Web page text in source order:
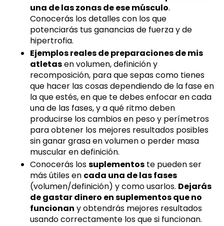
una de las zonas de ese músculo.
Conocerás los detalles con los que
potenciarás tus ganancias de fuerza y de
hipertrofia.
Ejemplos reales de preparaciones de mis
atletasen volumen, definición y
recomposición, para que sepas como tienes
que hacer las cosas dependiendo de la fase en
la que estés, en que te debes enfocar en cada
una de las fases, y a qué ritmo deben
producirse los cambios en peso y perímetros
para obtener los mejores resultados posibles
sin ganar grasa en volumen o perder masa
muscular en definición.
Conocerás lossuplementos te pueden ser
más útiles en cada una de las fases
(volumen/definición) y como usarlos. Dejarás
de gastar dinero en suplementos que no
funcionan y obtendrás mejores resultados
usando correctamente los que si funcionan.